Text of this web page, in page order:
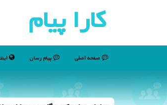
كارا پیام
صفحه اصلی پیام رسان